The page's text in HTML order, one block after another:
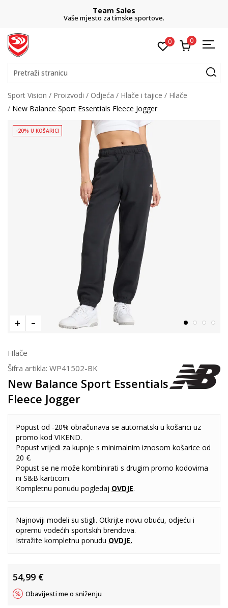
Team Sales
Vaše mjesto za timske sportove.
0 0
Pretraži stranicu
Sport Vision Proizvodi Odjeća Hlače i tajice
Hlače
New Balance Sport Essentials Fleece Jogger
-20% U KOŠARICI
Hlače
Šifra artikla: WP41502-BK
New Balance Sport Essentials
Fleece Jogger
Popust od -20% obračunava se automatski u košarici uz
promo kod VIKEND.
Popust vrijedi za kupnje s minimalnim iznosom košarice od
20 €.
Popust se ne može kombinirati s drugim promo kodovima
ni S&B karticom.
Kompletnu ponudu pogledaj OVDJE.
Najnoviji modeli su stigli. Otkrijte novu obuću, odjeću i
opremu vodećih sportskih brendova.
Istražite kompletnu ponudu OVDJE.
54,99 €
Obavijesti me o sniženju